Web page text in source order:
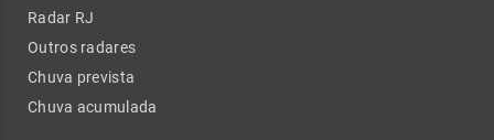
Radar RJ
Outros radares
Chuva prevista
Chuva acumulada